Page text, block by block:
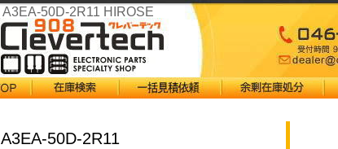
A3EA-50D-2R11 HIROSE
A3EA-50D-2R11